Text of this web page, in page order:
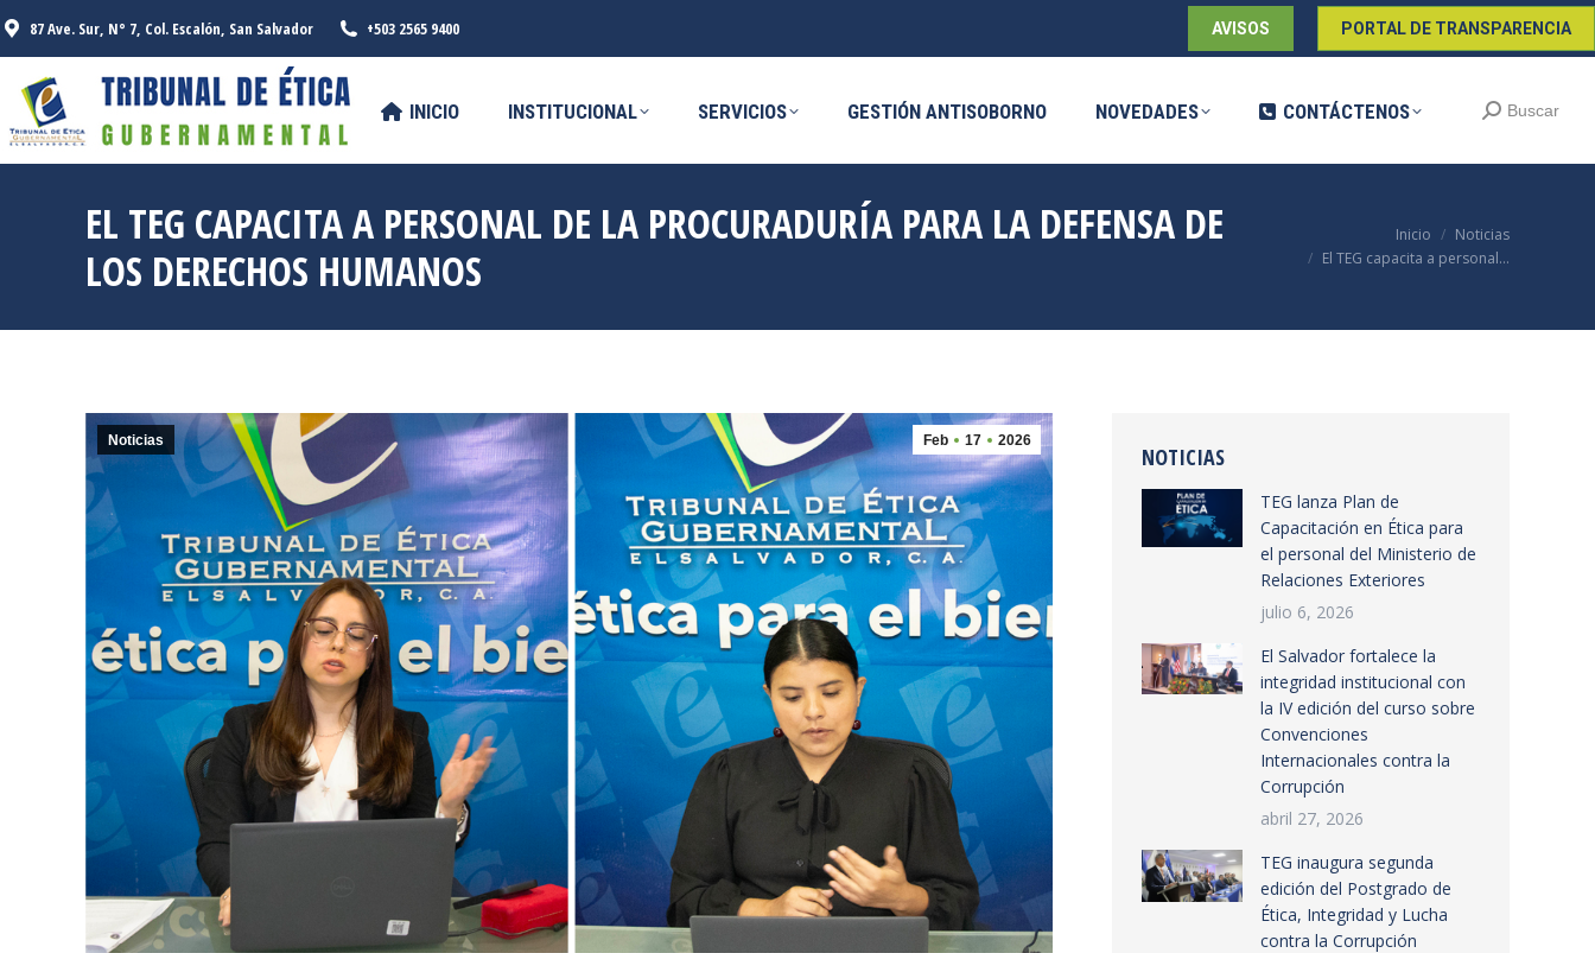
87 Ave. Sur, N° 7, Col. Escalón, San Salvador +503 2565 9400 AVISOS PORTAL DE TRANSPARENCIA
INICIO INSTITUCIONAL SERVICIOS GESTIÓN ANTISOBORNO NOVEDADES CONTÁCTENOS Buscar:
Buscar
EL TEG CAPACITA A PERSONAL DE LA PROCURADURÍA PARA LA DEFENSA DE
LOS DERECHOS HUMANOS
Inicio
Noticias
El TEG capacita a personal…
Feb 17 2026
Noticias
NOTICIAS
TEG lanza Plan de
Capacitación en Ética para
el personal del Ministerio de
Relaciones Exteriores
julio 6, 2026
El Salvador fortalece la
integridad institucional con
la IV edición del curso sobre
Convenciones
Internacionales contra la
Corrupción
abril 27, 2026
TEG inaugura segunda
edición del Postgrado de
Ética, Integridad y Lucha
contra la Corrupción
INICIO INSTITUCIONAL CONTÁCTENOS Buscar:
Buscar